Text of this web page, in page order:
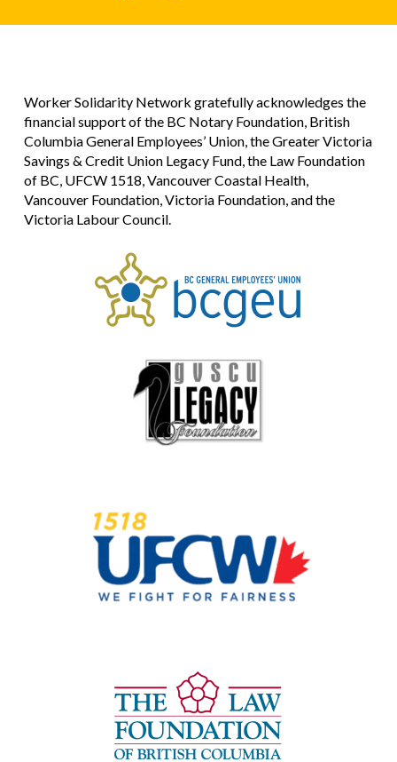
Worker Solidarity Network gratefully acknowledges the
financial support of the BC Notary Foundation, British
Columbia General Employees’ Union, the Greater Victoria
Savings & Credit Union Legacy Fund, the Law Foundation
of BC, UFCW 1518, Vancouver Coastal Health,
Vancouver Foundation, Victoria Foundation, and the
Victoria Labour Council.